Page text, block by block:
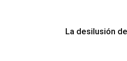
La desilusión